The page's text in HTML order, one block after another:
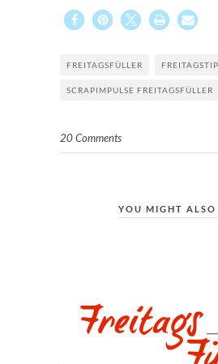
FREITAGSFÜLLER
SCRAPIMPULSE FREITAGSFÜLLER
20 Comments
YOU MIGHT ALSO